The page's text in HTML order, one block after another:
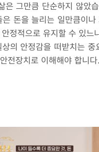
그만큼 단순하지 않았
돈을 늘리는 일만큼이
정적으로 유지할 수 있
의 안정감을 떠받치는
전장치로 이해해야 합니다.